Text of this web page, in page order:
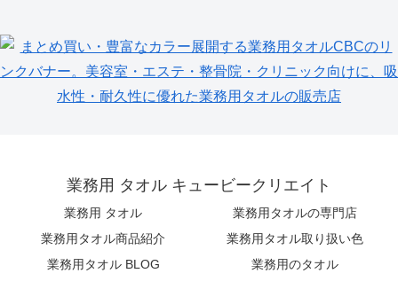
業務用 タオル キュービークリエイト
業務用 タオル
業務用タオルの専門店
業務用タオル商品紹介
業務用タオル取り扱い色
業務用タオル BLOG
業務用のタオル